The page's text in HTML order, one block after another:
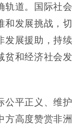
轨道。国际社会
和发展挑战，切
发展援助，持续
贫和经济社会发
平正义、维护
方高度赞赏非洲